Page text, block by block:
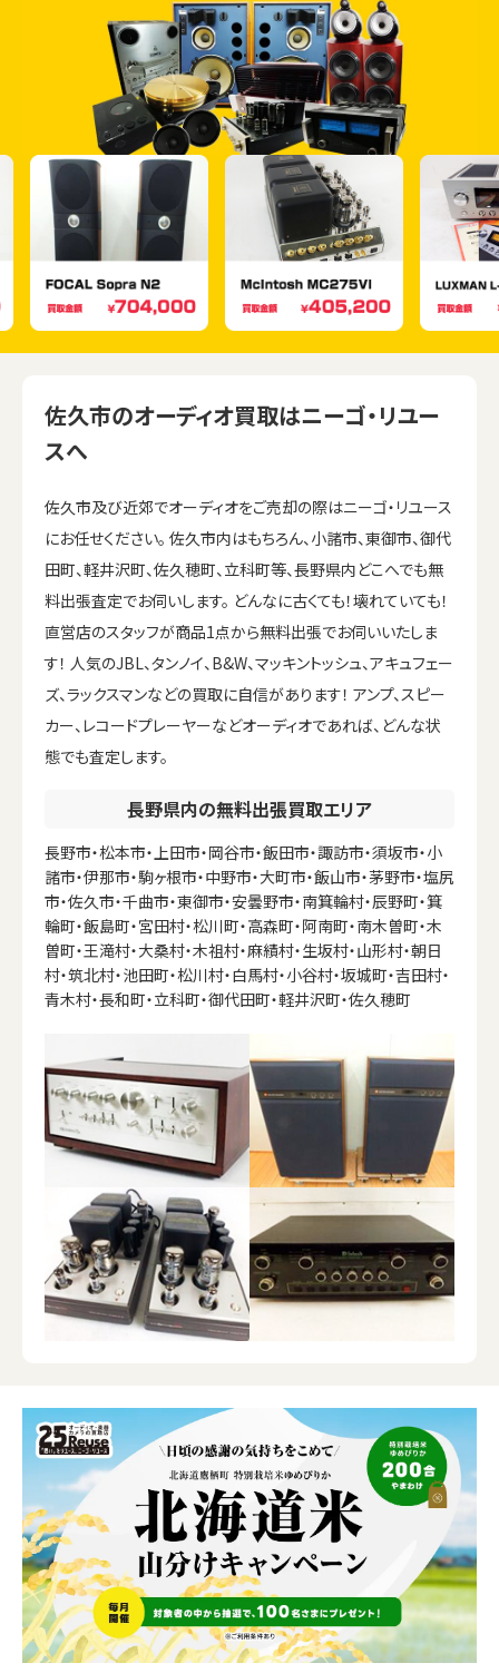
佐久市のオーディオ買取はニーゴ・リユー
スへ
佐久市及び近郊でオーディオをご売却の際はニーゴ・リユース
にお任せください。 佐久市内はもちろん、小諸市、東御市、御代
田町、軽井沢町、佐久穂町、立科町等、長野県内どこへでも無
料出張査定でお伺いします。 どんなに古くても！壊れていても！
直営店のスタッフが商品1点から無料出張でお伺いいたしま
す！ 人気のJBL、タンノイ、B&W、マッキントッシュ、アキュフェー
ズ、ラックスマンなどの買取に自信があります！ アンプ、スピー
カー、レコードプレーヤーなどオーディオであれば、どんな状
態でも査定します。
長野県内の無料出張買取エリア
長野市・松本市・上田市・岡谷市・飯田市・諏訪市・須坂市・小
諸市・伊那市・駒ヶ根市・中野市・大町市・飯山市・茅野市・塩尻
市・佐久市・千曲市・東御市・安曇野市・南箕輪村・辰野町・箕
輪町・飯島町・宮田村・松川町・高森町・阿南町・南木曽町・木
曽町・王滝村・大桑村・木祖村・麻績村・生坂村・山形村・朝日
村・筑北村・池田町・松川村・白馬村・小谷村・坂城町・吉田村・
青木村・長和町・立科町・御代田町・軽井沢町・佐久穂町